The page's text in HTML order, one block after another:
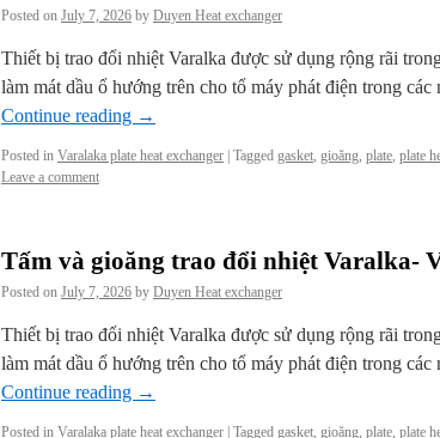
Posted on July 7, 2026 by Duyen Heat exchanger
Thiết bị trao đổi nhiệt Varalka được sử dụng rộng rãi
làm mát dầu ổ hướng trên cho tổ máy phát điện trong
Continue reading →
Posted in Varalaka plate heat exchanger Tagged gasket, gioăng, plate, plate
Leave a comment
Tấm và gioăng trao đổi nhiệt Varalka-
Posted on July 7, 2026 by Duyen Heat exchanger
Thiết bị trao đổi nhiệt Varalka được sử dụng rộng rãi
làm mát dầu ổ hướng trên cho tổ máy phát điện trong
Continue reading →
Posted in Varalaka plate heat exchanger Tagged gasket, gioăng, plate, plate